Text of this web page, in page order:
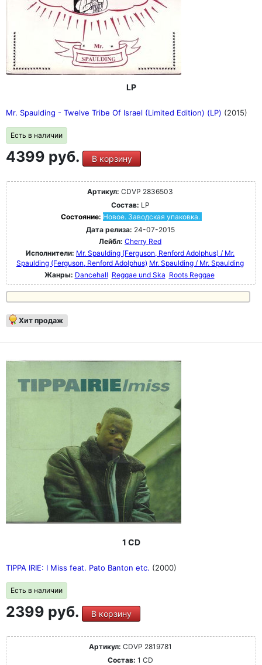
LP
Mr. Spaulding - Twelve Tribe Of Israel (Limited Edition) (LP) (2015)
Есть в наличии
4399 руб. В корзину
Артикул: CDVP 2836503
Состав: LP
Состояние: Новое. Заводская упаковка.
Дата релиза: 24-07-2015
Лейбл: Cherry Red
Исполнители: Mr. Spaulding ‎(Ferguson, Renford Adolphus) / Mr.
Spaulding ‎(Ferguson, Renford Adolphus) Mr. Spaulding / Mr. Spaulding
Жанры: Dancehall Reggae und Ska Roots Reggae
Хит продаж
1 CD
TIPPA IRIE: I Miss feat. Pato Banton etc. (2000)
Есть в наличии
2399 руб. В корзину
Артикул: CDVP 2819781
Состав: 1 CD